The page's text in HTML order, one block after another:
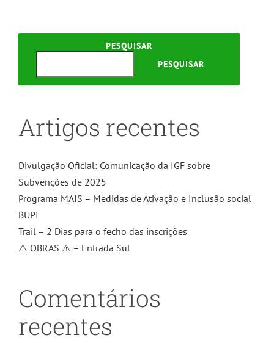
PESQUISAR
PESQUISAR
Artigos recentes
Divulgação Oficial: Comunicação da IGF sobre
Subvenções de 2025
Programa MAIS – Medidas de Ativação e Inclusão social
BUPI
Trail – 2 Dias para o fecho das inscrições
⚠️ OBRAS ⚠️ – Entrada Sul
Comentários
recentes